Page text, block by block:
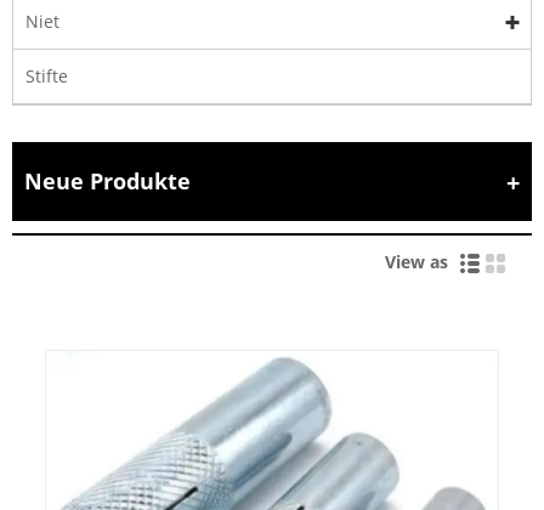
Niet
Stifte
Neue Produkte
View as